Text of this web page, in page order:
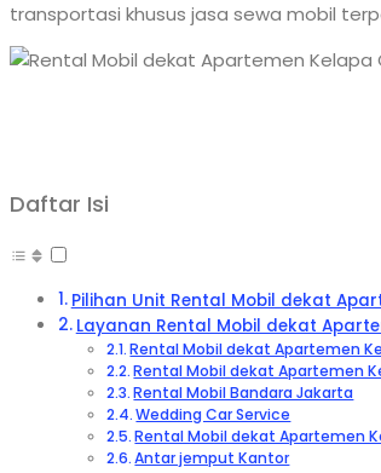
transportasi khusus jasa sewa mobil
Daftar Isi
Pilihan Unit Rental Mobil dekat
Layanan Rental Mobil dekat
Rental Mobil dekat Apartemen
Rental Mobil dekat Apartemen
Rental Mobil Bandara Jakarta
Wedding Car Service
Rental Mobil dekat Apartemen
Antar jemput Kantor